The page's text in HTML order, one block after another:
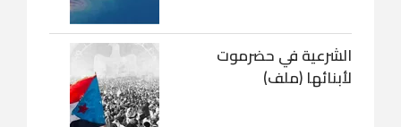
الشرعية في حضرموت
لأبنائها (ملف)